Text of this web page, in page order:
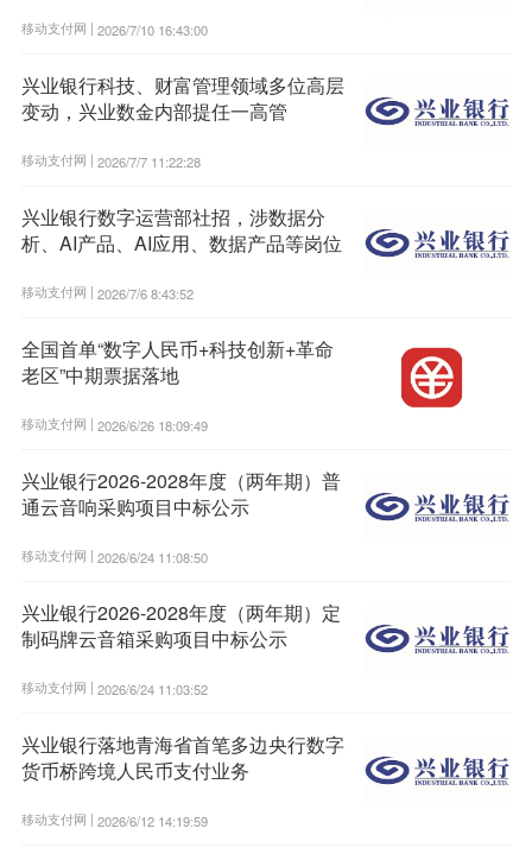
移动支付网 | 2026/7/10 16:43:00
兴业银行科技、财富管理领域多位高层
变动，兴业数金内部提任一高管
移动支付网 | 2026/7/7 11:22:28
兴业银行数字运营部社招，涉数据分
析、AI产品、AI应用、数据产品等岗位
移动支付网 | 2026/7/6 8:43:52
全国首单“数字人民币+科技创新+革命
老区”中期票据落地
移动支付网 | 2026/6/26 18:09:49
兴业银行2026-2028年度（两年期）普
通云音响采购项目中标公示
移动支付网 | 2026/6/24 11:08:50
兴业银行2026-2028年度（两年期）定
制码牌云音箱采购项目中标公示
移动支付网 | 2026/6/24 11:03:52
兴业银行落地青海省首笔多边央行数字
货币桥跨境人民币支付业务
移动支付网 | 2026/6/12 14:19:59